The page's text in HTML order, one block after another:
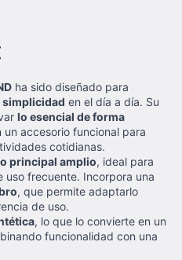
ha sido diseñado para
en el día a día. Su
lo esencial de forma
un accesorio funcional para
cotidianas.
principal amplio, ideal para
uso frecuente. Incorpora una
, que permite adaptarlo
de uso.
, lo que lo convierte en un
funcionalidad con una